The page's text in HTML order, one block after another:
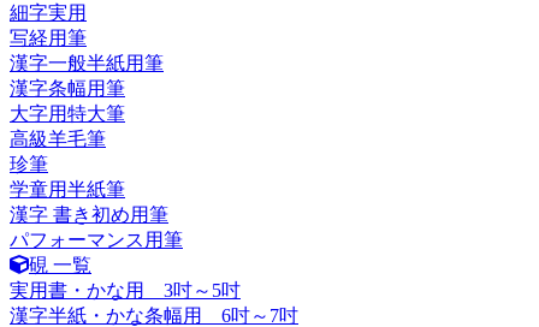
細字実用
写経用筆
漢字一般半紙用筆
漢字条幅用筆
大字用特大筆
高級羊毛筆
珍筆
学童用半紙筆
漢字 書き初め用筆
パフォーマンス用筆
硯 一覧
実用書・かな用 3吋～5吋
漢字半紙・かな条幅用 6吋～7吋